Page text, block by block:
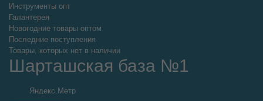
Инструменты опт
Галантерея
Новогодние товары оптом
Последние поступления
Товары, которых нет в наличии
Шарташская база №1